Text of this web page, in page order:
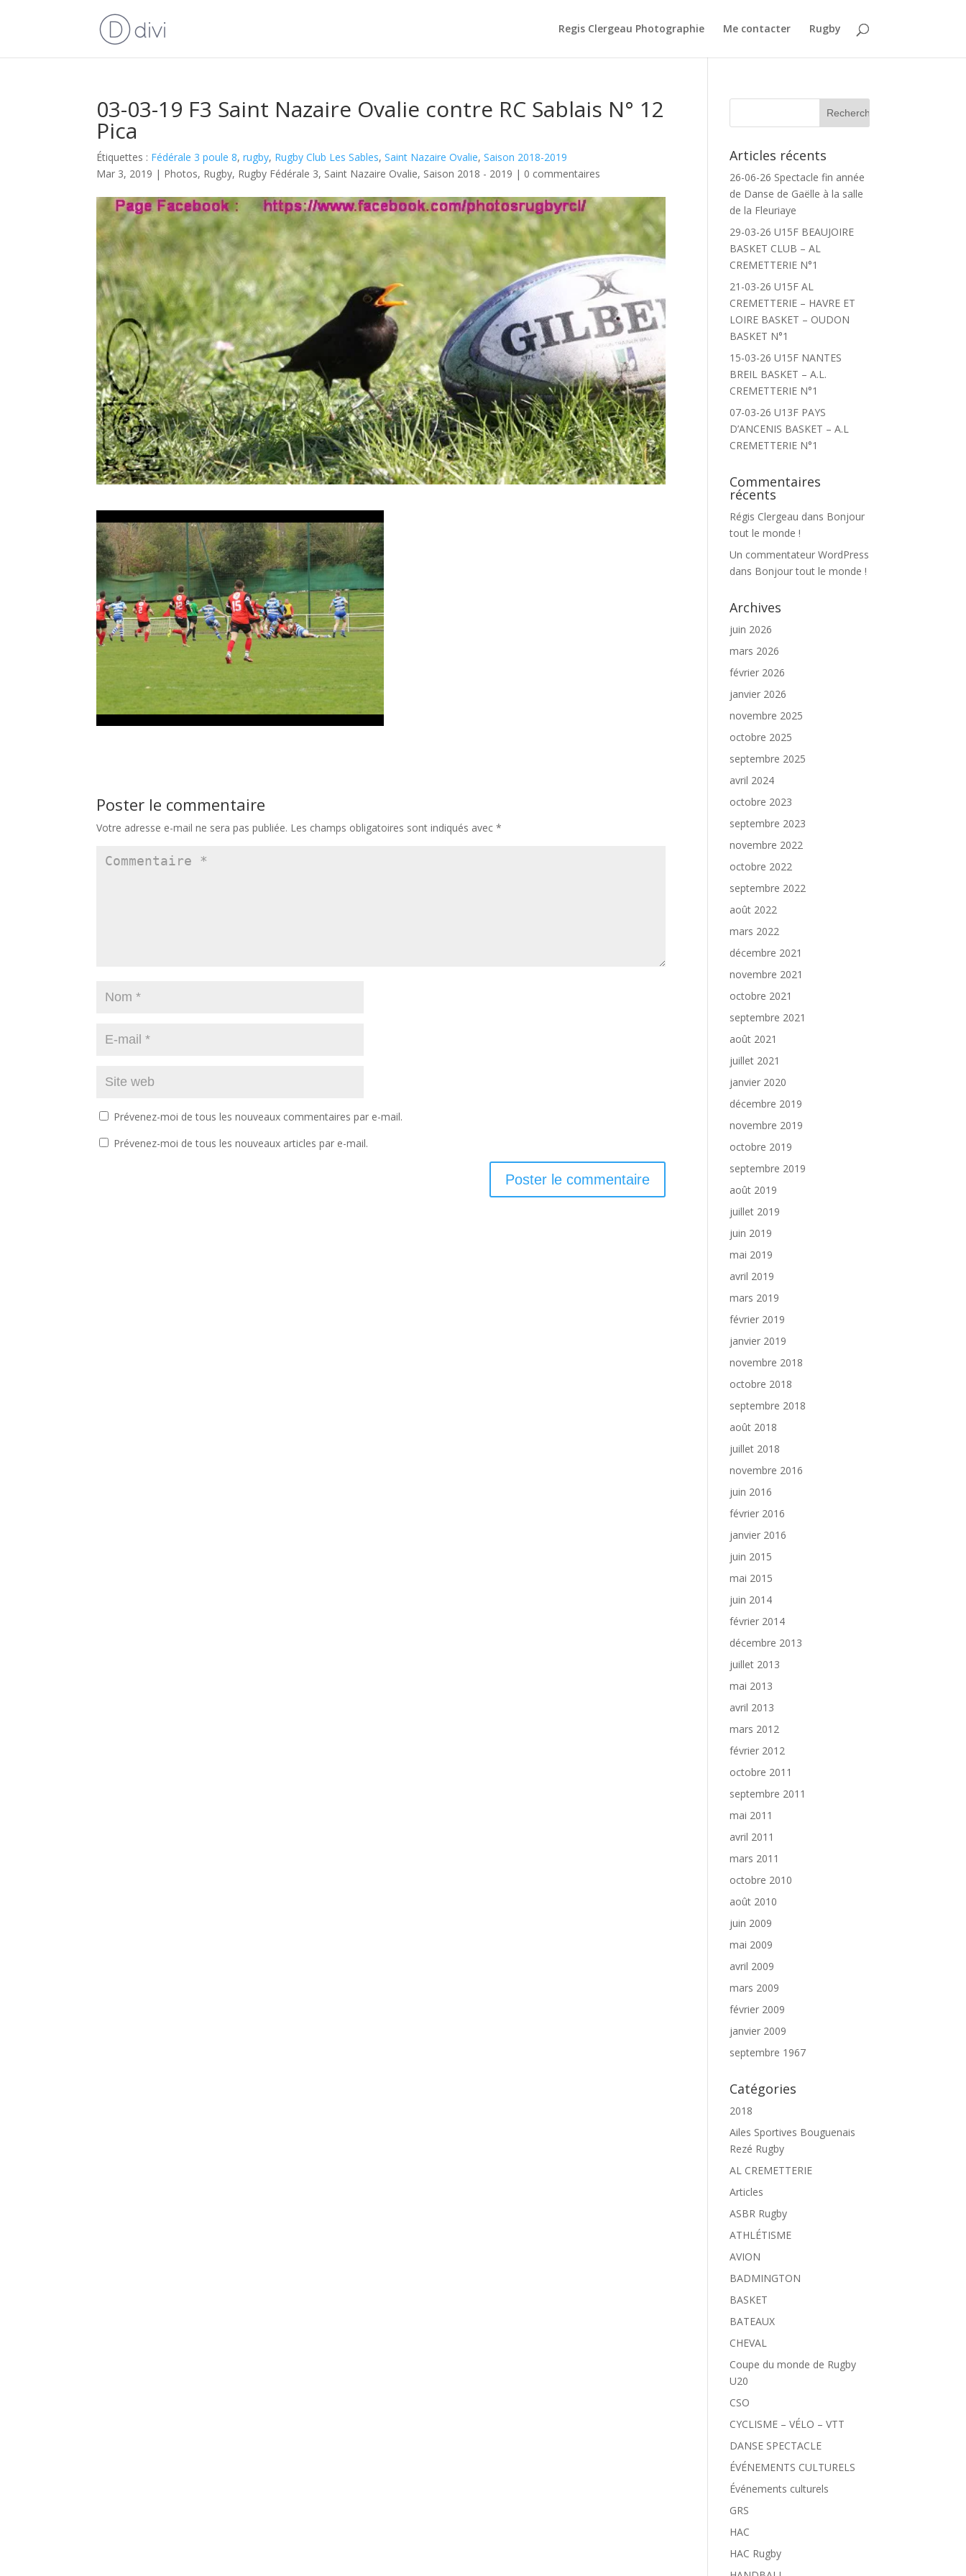
Regis Clergeau Photographie Me contacter Rugby
03-03-19 F3 Saint Nazaire Ovalie contre RC Sablais N° 12
Pica
Étiquettes : Fédérale 3 poule 8,rugby, Rugby Club Les Sables,Saint Nazaire Ovalie,Saison 2018-2019
Mar 3, 2019 | Photos, Rugby, Rugby Fédérale 3, Saint Nazaire Ovalie, Saison 2018 - 2019 | 0 commentaires
Poster le commentaire
Votre adresse e-mail ne sera pas publiée. Les champs obligatoires sont indiqués avec*
Prévenez-moi de tous les nouveaux commentaires par e-mail.
Prévenez-moi de tous les nouveaux articles par e-mail.
Articles récents
26-06-26 Spectacle fin année
de Danse de Gaëlle à la salle
de la Fleuriaye
29-03-26 U15F BEAUJOIRE
BASKET CLUB – AL
CREMETTERIE N°1
21-03-26 U15F AL
CREMETTERIE – HAVRE ET
LOIRE BASKET – OUDON
BASKET N°1
15-03-26 U15F NANTES
BREIL BASKET – A.L.
CREMETTERIE N°1
07-03-26 U13F PAYS
D’ANCENIS BASKET – A.L
CREMETTERIE N°1
Commentaires
récents
Régis Clergeau dans Bonjour
tout le monde !
Un commentateur WordPress
dans Bonjour tout le monde !
Archives
juin 2026
mars 2026
février 2026
janvier 2026
novembre 2025
octobre 2025
septembre 2025
avril 2024
octobre 2023
septembre 2023
novembre 2022
octobre 2022
septembre 2022
août 2022
mars 2022
décembre 2021
novembre 2021
octobre 2021
septembre 2021
août 2021
juillet 2021
janvier 2020
décembre 2019
novembre 2019
octobre 2019
septembre 2019
août 2019
juillet 2019
juin 2019
mai 2019
avril 2019
mars 2019
février 2019
janvier 2019
novembre 2018
octobre 2018
septembre 2018
août 2018
juillet 2018
novembre 2016
juin 2016
février 2016
janvier 2016
juin 2015
mai 2015
juin 2014
février 2014
décembre 2013
juillet 2013
mai 2013
avril 2013
mars 2012
février 2012
octobre 2011
septembre 2011
mai 2011
avril 2011
mars 2011
octobre 2010
août 2010
juin 2009
mai 2009
avril 2009
mars 2009
février 2009
janvier 2009
septembre 1967
Catégories
2018
Ailes Sportives Bouguenais
Rezé Rugby
AL CREMETTERIE
Articles
ASBR Rugby
ATHLÉTISME
AVION
BADMINGTON
BASKET
BATEAUX
CHEVAL
Coupe du monde de Rugby
U20
CSO
CYCLISME – VÉLO – VTT
DANSE SPECTACLE
ÉVÉNEMENTS CULTURELS
Événements culturels
GRS
HAC
HAC Rugby